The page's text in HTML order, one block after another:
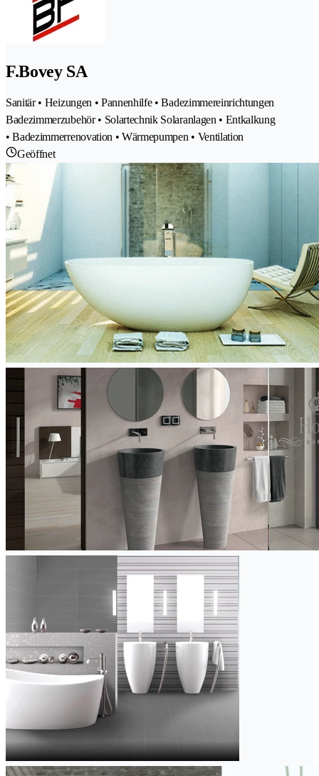
F.Bovey SA
Sanitär • Heizungen • Pannenhilfe • Badezimmereinrichtungen
Badezimmerzubehör • Solartechnik Solaranlagen • Entkalkung
• Badezimmerrenovation • Wärmepumpen • Ventilation
Geöffnet